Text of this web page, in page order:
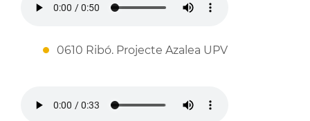
0610 Ribó. Projecte Azalea UPV